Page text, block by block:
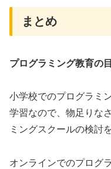
まとめ
プログラミング教育の
小学校でのプログラミ
学習なので、物足りな
ミングスクールの検討
オンラインでのプログ